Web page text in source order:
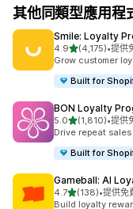
其他同類型應用程
Smile: Loyalty
4.9滿分 5 顆星
(4,175)
共有 4175 則評價
•提供
Grow customer
Built for
BON Loyalty
5.0滿分 5 顆星
(1,810)
共有 1810 則評價
•提供
Drive repeat
Built for
Gameball: AI
4.7滿分 5 顆星
(138)
共有 138 則評價
•提供免
Build loyalty